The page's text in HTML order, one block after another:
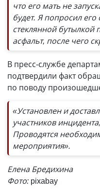
что его мать не
будет. Я попросил
стеклянной бутылкой
асфальт, после чего
В пресс-службе
подтвердили факт
по поводу
«Установлен и
участников
Проводятся
мероприятия».
Елена Бредихина
Фото: pixabay